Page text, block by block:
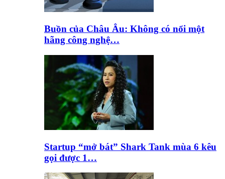
Buồn của Châu Âu: Không có nổi một
hãng công nghệ…
Startup “mở bát” Shark Tank mùa 6 kêu
gọi được 1…